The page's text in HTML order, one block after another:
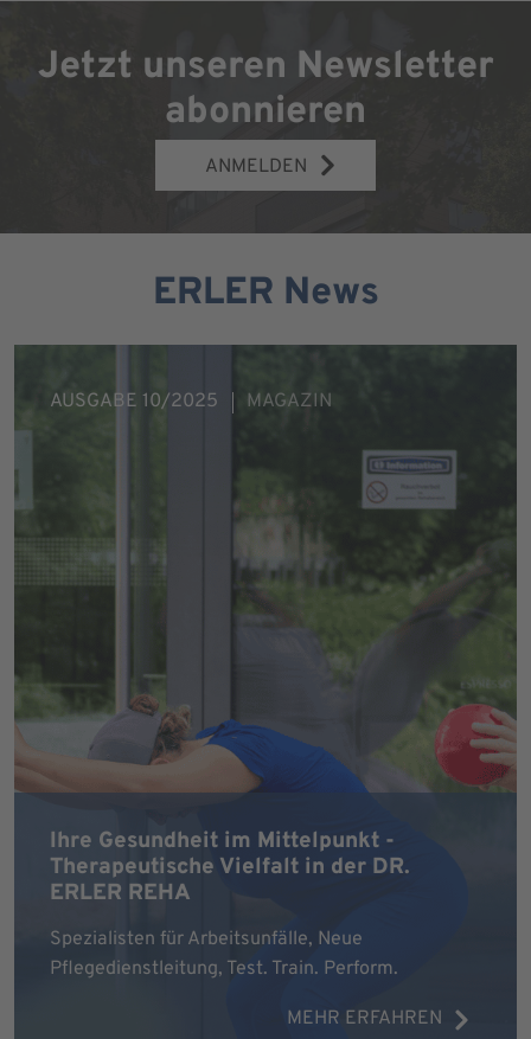
Jetzt unseren Newsletter
abonnieren
ANMELDEN
ERLER News
Ihre Gesundheit im Mittelpunkt -
Therapeutische Vielfalt in der DR.
ERLER REHA
Spezialisten für Arbeitsunfälle, Neue
Pflegedienstleitung, Test. Train. Perform.
MEHR ERFAHREN
AUSGABE 10/2025 MAGAZIN